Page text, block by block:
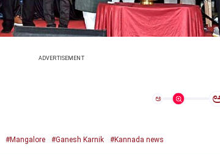
ADVERTISEMENT
ಅ
#Mangalore #Ganesh Karnik #Kannada news